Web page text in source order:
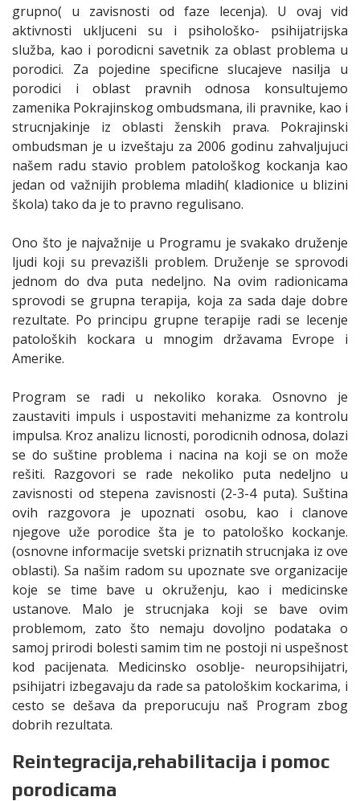
grupno( u zavisnosti od faze lecenja). U ovaj vid
aktivnosti ukljuceni su i psihološko- psihijatrijska
služba, kao i porodicni savetnik za oblast problema u
porodici. Za pojedine specificne slucajeve nasilja u
porodici i oblast pravnih odnosa konsultujemo
zamenika Pokrajinskog ombudsmana, ili pravnike, kao i
strucnjakinje iz oblasti ženskih prava. Pokrajinski
ombudsman je u izveštaju za 2006 godinu zahvaljujuci
našem radu stavio problem patološkog kockanja kao
jedan od važnijih problema mladih( kladionice u blizini
škola) tako da je to pravno regulisano.
Ono što je najvažnije u Programu je svakako druženje
ljudi koji su prevazišli problem. Druženje se sprovodi
jednom do dva puta nedeljno. Na ovim radionicama
sprovodi se grupna terapija, koja za sada daje dobre
rezultate. Po principu grupne terapije radi se lecenje
patoloških kockara u mnogim državama Evrope i
Amerike.
Program se radi u nekoliko koraka. Osnovno je
zaustaviti impuls i uspostaviti mehanizme za kontrolu
impulsa. Kroz analizu licnosti, porodicnih odnosa, dolazi
se do suštine problema i nacina na koji se on može
rešiti. Razgovori se rade nekoliko puta nedeljno u
zavisnosti od stepena zavisnosti (2-3-4 puta). Suština
ovih razgovora je upoznati osobu, kao i clanove
njegove uže porodice šta je to patološko kockanje.
(osnovne informacije svetski priznatih strucnjaka iz ove
oblasti). Sa našim radom su upoznate sve organizacije
koje se time bave u okruženju, kao i medicinske
ustanove. Malo je strucnjaka koji se bave ovim
problemom, zato što nemaju dovoljno podataka o
samoj prirodi bolesti samim tim ne postoji ni uspešnost
kod pacijenata. Medicinsko osoblje- neuropsihijatri,
psihijatri izbegavaju da rade sa patološkim kockarima, i
cesto se dešava da preporucuju naš Program zbog
dobrih rezultata.
Reintegracija,rehabilitacija i pomoc
porodicama